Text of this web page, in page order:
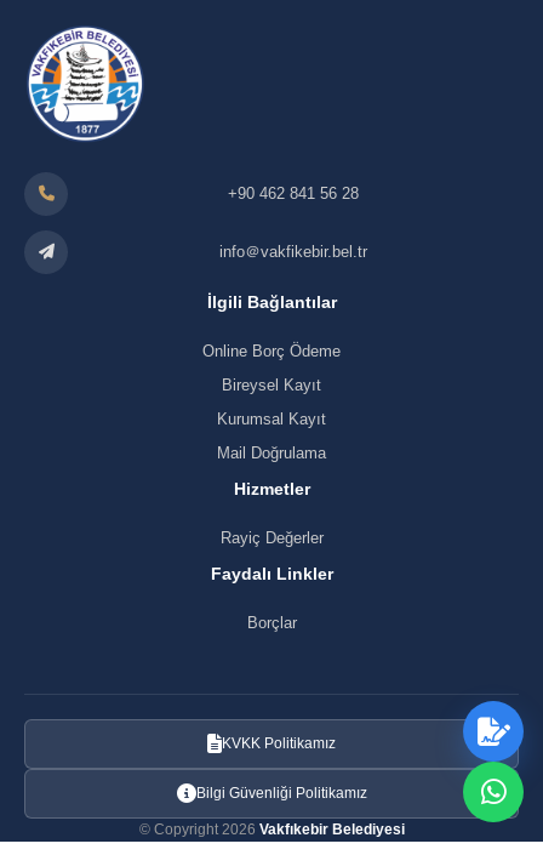
+90 462 841 56 28
info＠vakfikebir.bel.tr
İlgili Bağlantılar
Online Borç Ödeme
Bireysel Kayıt
Kurumsal Kayıt
Mail Doğrulama
Hizmetler
Rayiç Değerler
Faydalı Linkler
Borçlar
KVKK Politikamız
Bilgi Güvenliği Politikamız
© Copyright 2026 Vakfıkebir Belediyesi